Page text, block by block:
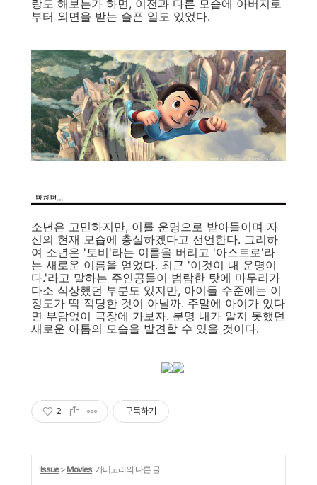
랑도 해보는가 하면, 이전과 다른 모습에 아버지로
부터 외면을 받는 슬픈 일도 있었다.
소년은 고민하지만, 이를 운명으로 받아들이며 자
신의 현재 모습에 충실하겠다고 선언한다. 그리하
여 소년은 '토비'라는 이름을 버리고 '아스트로'라
는 새로운 이름을 얻었다. 최근 '이것이 내 운명이
다.'라고 말하는 주인공들이 범람한 탓에 마무리가
다소 식상했던 부분도 있지만, 아이들 수준에는 이
정도가 딱 적당한 것이 아닐까. 주말에 아이가 있다
면 부담없이 극장에 가보자. 분명 내가 알지 못했던
새로운 아톰의 모습을 발견할 수 있을 것이다.
2 구독하기
'Issue>Movies' 카테고리의 다른 글